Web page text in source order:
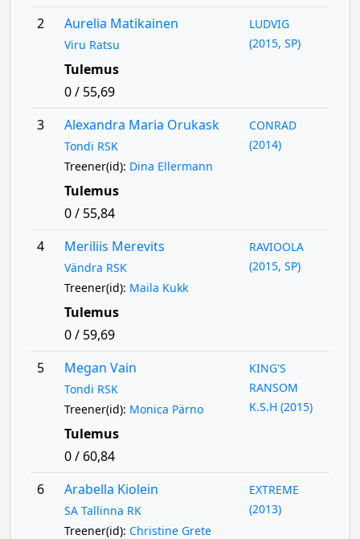
2
Aurelia Matikainen
Viru Ratsu
LUDVIG
(2015, SP)
Tulemus
0 / 55,69
3
Alexandra Maria Orukask
Tondi RSK
Treener(id): Dina Ellermann
CONRAD
(2014)
Tulemus
0 / 55,84
4
Meriliis Merevits
Vändra RSK
Treener(id): Maila Kukk
RAVIOOLA
(2015, SP)
Tulemus
0 / 59,69
5
Megan Vain
Tondi RSK
Treener(id): Monica Pärno
KING'S
RANSOM
K.S.H (2015)
Tulemus
0 / 60,84
6
Arabella Kiolein
SA Tallinna RK
Treener(id): Christine Grete
EXTREME
(2013)